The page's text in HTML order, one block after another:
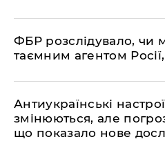
ФБР розслідувало, чи
таємним агентом
Антиукраїнські
змінюються, але
що показало нове